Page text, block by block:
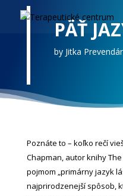
PÄŤ
by Jitka
Poznáte to – koľko rečí
Chapman, autor knihy
pojmom „primárny jazyk
najprirodzenejší spôsob,